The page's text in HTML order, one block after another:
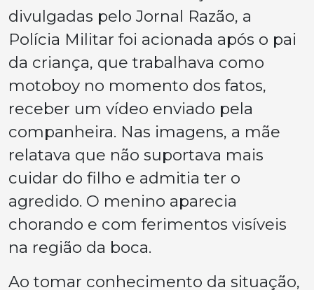
divulgadas pelo Jornal Razão, a
Polícia Militar foi acionada após o pai
da criança, que trabalhava como
motoboy no momento dos fatos,
receber um vídeo enviado pela
companheira. Nas imagens, a mãe
relatava que não suportava mais
cuidar do filho e admitia ter o
agredido. O menino aparecia
chorando e com ferimentos visíveis
na região da boca.
Ao tomar conhecimento da situação,